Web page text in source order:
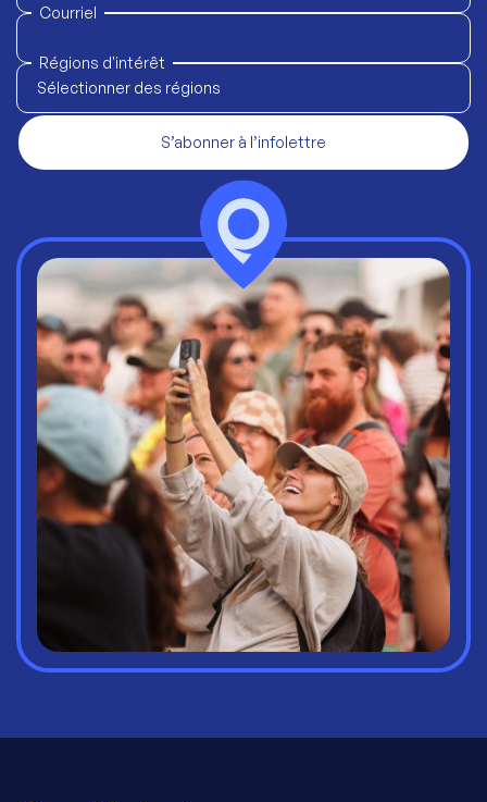
Courriel
Régions d'intérêt
Sélectionner des régions
S’abonner à l’infolettre